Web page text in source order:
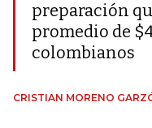
preparación
promedio de
colombianos
CRISTIAN MORENO